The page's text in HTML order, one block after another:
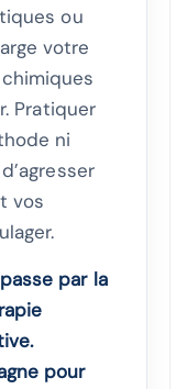
ou
votre
Pratiquer
ni
vos
par la
pour